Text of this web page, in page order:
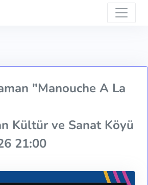
"Manouche A La
Kültür ve Sanat Köyü
21:00